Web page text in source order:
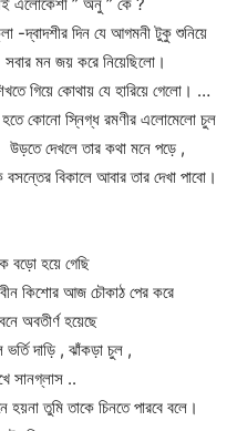
আগমনী টুকু শুনিয়ে
যে হারিয়ে গেলো। …
রমণীর এলোমেলো চুল
মনে পড়ে ,
আবার তার দেখা পাবো।
হয়ে গেছি
পের করে
চুল ,
..
পারবে বলে।